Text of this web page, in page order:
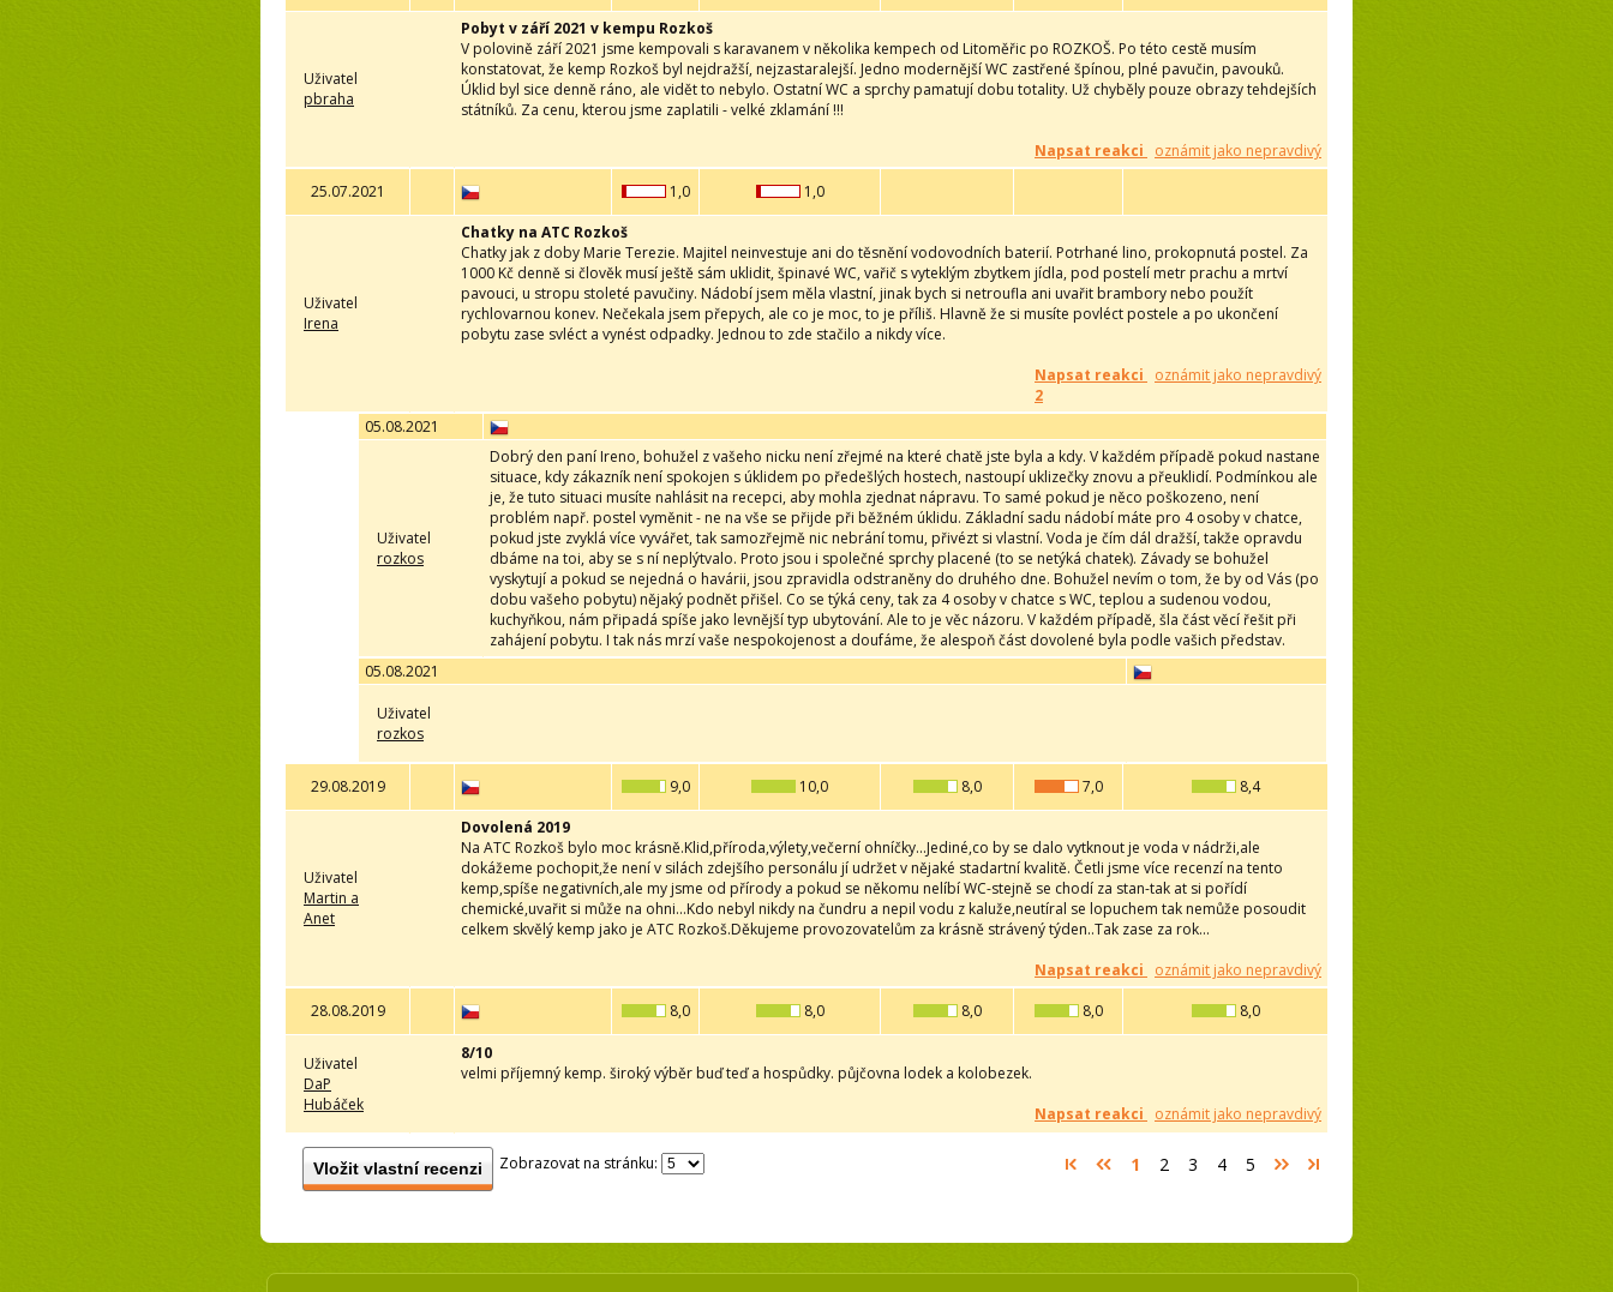
Uživatel
pbraha
Pobyt v září 2021 v kempu Rozkoš
V polovině září 2021 jsme kempovali s karavanem v několika kempech od Litoměřic po ROZKOŠ. Po této cestě musím
konstatovat, že kemp Rozkoš byl nejdražší, nejzastaralejší. Jedno modernější WC zastřené špínou, plné pavučin, pavouků.
Úklid byl sice denně ráno, ale vidět to nebylo. Ostatní WC a sprchy pamatují dobu totality. Už chyběly pouze obrazy tehdejších
státníků. Za cenu, kterou jsme zaplatili - velké zklamání !!!
Napsat reakci
oznámit jako nepravdivý
25.07.2021
1,0 1,0
Uživatel
Irena
Chatky na ATC Rozkoš
Chatky jak z doby Marie Terezie. Majitel neinvestuje ani do těsnění vodovodních baterií. Potrhané lino, prokopnutá postel. Za
1000 Kč denně si člověk musí ještě sám uklidit, špinavé WC, vařič s vyteklým zbytkem jídla, pod postelí metr prachu a mrtví
pavouci, u stropu stoleté pavučiny. Nádobí jsem měla vlastní, jinak bych si netroufla ani uvařit brambory nebo použít
rychlovarnou konev. Nečekala jsem přepych, ale co je moc, to je příliš. Hlavně že si musíte povléct postele a po ukončení
pobytu zase svléct a vynést odpadky. Jednou to zde stačilo a nikdy více.
Napsat reakci
oznámit jako nepravdivý
2
05.08.2021
Uživatel
rozkos
Dobrý den paní Ireno, bohužel z vašeho nicku není zřejmé na které chatě jste byla a kdy. V každém případě pokud nastane
situace, kdy zákazník není spokojen s úklidem po předešlých hostech, nastoupí uklizečky znovu a přeuklidí. Podmínkou ale
je, že tuto situaci musíte nahlásit na recepci, aby mohla zjednat nápravu. To samé pokud je něco poškozeno, není
problém např. postel vyměnit - ne na vše se přijde při běžném úklidu. Základní sadu nádobí máte pro 4 osoby v chatce,
pokud jste zvyklá více vyvářet, tak samozřejmě nic nebrání tomu, přivézt si vlastní. Voda je čím dál dražší, takže opravdu
dbáme na toi, aby se s ní neplýtvalo. Proto jsou i společné sprchy placené (to se netýká chatek). Závady se bohužel
vyskytují a pokud se nejedná o havárii, jsou zpravidla odstraněny do druhého dne. Bohužel nevím o tom, že by od Vás (po
dobu vašeho pobytu) nějaký podnět přišel. Co se týká ceny, tak za 4 osoby v chatce s WC, teplou a sudenou vodou,
kuchyňkou, nám připadá spíše jako levnější typ ubytování. Ale to je věc názoru. V každém případě, šla část věcí řešit při
zahájení pobytu. I tak nás mrzí vaše nespokojenost a doufáme, že alespoň část dovolené byla podle vašich představ.
05.08.2021
Uživatel
rozkos
29.08.2019 9,0 10,0 8,0 7,0 8,4
Uživatel
Martin a
Anet
Dovolená 2019
Na ATC Rozkoš bylo moc krásně.Klid,příroda,výlety,večerní ohníčky...Jediné,co by se dalo vytknout je voda v nádrži,ale
dokážeme pochopit,že není v silách zdejšího personálu jí udržet v nějaké stadartní kvalitě. Četli jsme více recenzí na tento
kemp,spíše negativních,ale my jsme od přírody a pokud se někomu nelíbí WC-stejně se chodí za stan-tak at si pořídí
chemické,uvařit si může na ohni...Kdo nebyl nikdy na čundru a nepil vodu z kaluže,neutíral se lopuchem tak nemůže posoudit
celkem skvělý kemp jako je ATC Rozkoš.Děkujeme provozovatelům za krásně strávený týden..Tak zase za rok...
Napsat reakci
oznámit jako nepravdivý
28.08.2019
8,0 8,0 8,0 8,0 8,0
Uživatel
DaP
Hubáček
8/10
velmi příjemný kemp. široký výběr buď teď a hospůdky. půjčovna lodek a kolobezek.
Napsat reakci
oznámit jako nepravdivý
Vložit vlastní recenzi Zobrazovat na stránku: 1 2 3 4 5